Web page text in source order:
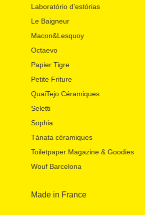
Laboratório d'estórias
Le Baigneur
Macon&Lesquoy
Octaevo
Papier Tigre
Petite Friture
QuaiTejo Céramiques
Seletti
Sophia
Tánata céramiques
Toiletpaper Magazine & Goodies
Wouf Barcelona
Made in France